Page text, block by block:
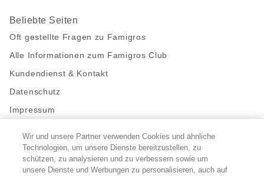
Beliebte Seiten
Oft gestellte Fragen zu Famigros
Alle Informationen zum Famigros Club
Kundendienst & Kontakt
Datenschutz
Impressum
Bleibe mit uns in Kontakt
Facebook
https://twitter.com/migros
https://www.youtube.com/user/
PinterestInstagram
Wir und unsere Partner verwenden Cookies und ähnliche
Technologien, um unsere Dienste bereitzustellen, zu
schützen, zu analysieren und zu verbessern sowie um
unsere Dienste und Werbungen zu personalisieren, auch auf